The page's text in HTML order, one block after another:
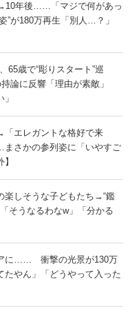
年後……「マジで何があっ
”が180万再生「別人…？」
65歳で“彫りスタート”巡
に反響「理由が素敵」
エレガントな格好で来
さかの参列姿に「いやすご
楽しそうな子どもたち→“鑑
そうなるわなw」「分かる
に…… 衝撃の光景が130万
たやん」「どうやって入った